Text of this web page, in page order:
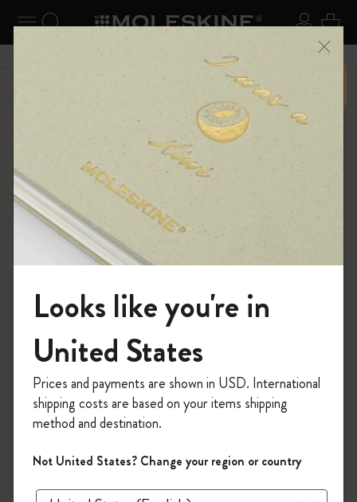
ナビゲーションの切替 ログ
検索 (キーワードなど) カ
6,500円以上のご購入で送料無料 メニ
ーを閉じる
ショップ The Original Notebook
モレスキンの世界へようこそ
「WELCOME10」を入力すると、初回注
文が10%オフ＋送料無料になります。セ
ール・アウトレット品は適用外。
Moleskineアカウントを作成して限定オフ
ァーや会員特典、さらに多くのインスピ
レーションを手に入れましょう。
Looks like you're in
United States
Prices and payments are shown in USD. International
shipping costs are based on your items shipping
method and destination.
Not United States? Change your region or country